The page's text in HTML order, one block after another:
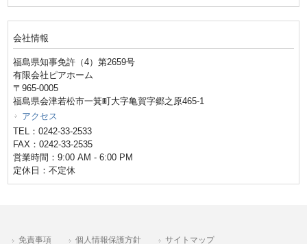
会社情報
福島県知事免許（4）第2659号
有限会社ピアホーム
〒965-0005
福島県会津若松市一箕町大字亀賀字郷之原465-1
アクセス
TEL：0242-33-2533
FAX：0242-33-2535
営業時間：9:00 AM - 6:00 PM
定休日：不定休
免責事項 個人情報保護方針 サイトマップ